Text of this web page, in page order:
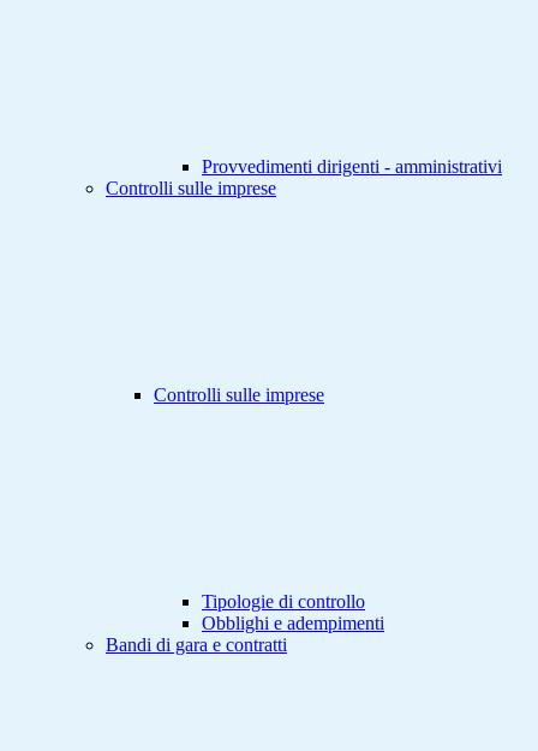
Provvedimenti dirigenti - amministrativi
Controlli sulle imprese
Controlli sulle imprese
Tipologie di controllo
Obblighi e adempimenti
Bandi di gara e contratti